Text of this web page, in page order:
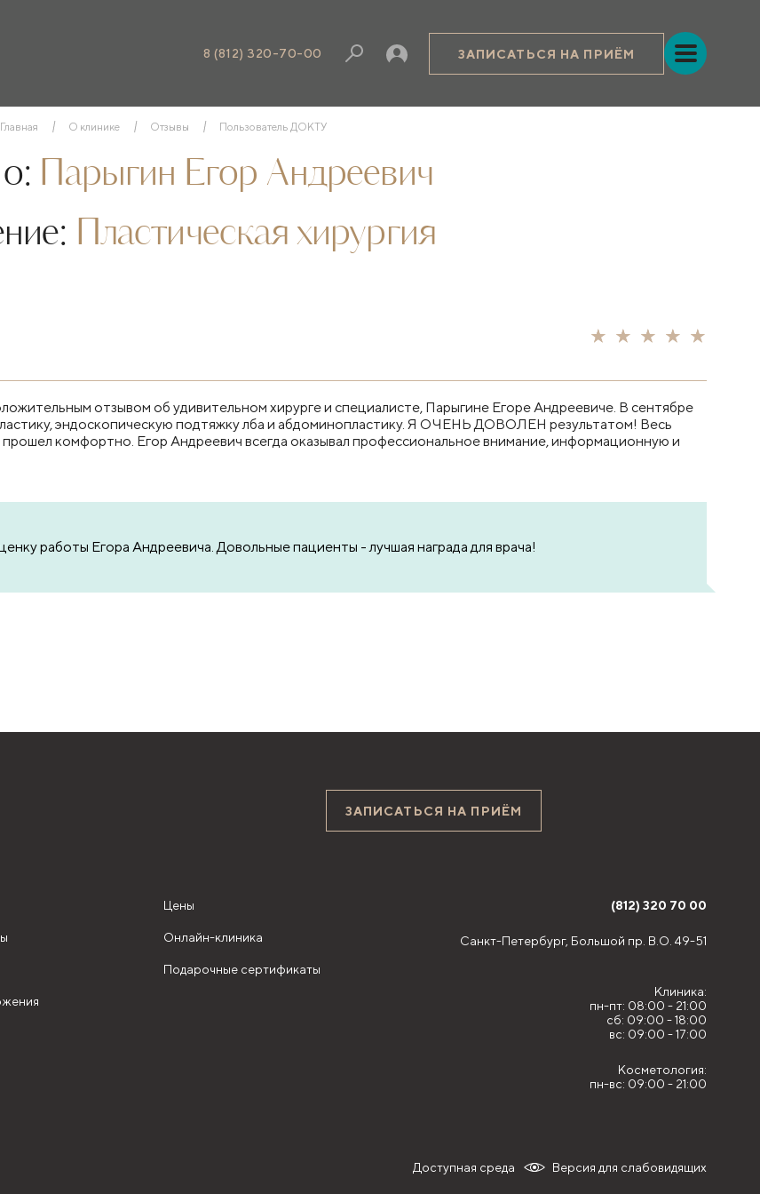
8 (812) 320-70-00 ЗАПИСАТЬСЯ НА ПРИЁМ
Главная О клинике Отзывы Пользователь ДОКТУ
Парыгин Егор Андреевич
Пластическая хирургия
отзывом об удивительном хирурге и специалисте, Парыгине Егоре Андреевиче. В сентябре
эндоскопическую подтяжку лба и абдоминопластику. Я ОЧЕНЬ ДОВОЛЕН результатом! Весь
комфортно. Егор Андреевич всегда оказывал профессиональное внимание, информационную и
работы Егора Андреевича. Довольные пациенты - лучшая награда для врача!
ЗАПИСАТЬСЯ НА ПРИЁМ
Цены
Онлайн-клиника
Подарочные сертификаты
(812) 320 70 00
Санкт-Петербург, Большой пр. В.О. 49-51
Клиника:
пн-пт: 08:00 - 21:00
сб: 09:00 - 18:00
вс: 09:00 - 17:00
Косметология:
пн-вс: 09:00 - 21:00
Версия для слабовидящих
Доступная среда